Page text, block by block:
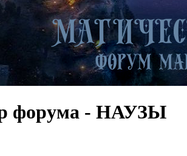
форума - НАУЗЫ